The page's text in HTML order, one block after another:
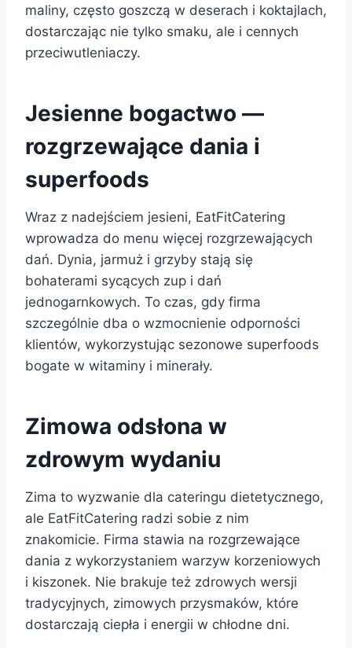
maliny, często goszczą w deserach i koktajlach,
dostarczając nie tylko smaku, ale i cennych
przeciwutleniaczy.
Jesienne bogactwo —
rozgrzewające dania i
superfoods
Wraz z nadejściem jesieni, EatFitCatering
wprowadza do menu więcej rozgrzewających
dań. Dynia, jarmuż i grzyby stają się
bohaterami sycących zup i dań
jednogarnkowych. To czas, gdy firma
szczególnie dba o wzmocnienie odporności
klientów, wykorzystując sezonowe superfoods
bogate w witaminy i minerały.
Zimowa odsłona w
zdrowym wydaniu
Zima to wyzwanie dla cateringu dietetycznego,
ale EatFitCatering radzi sobie z nim
znakomicie. Firma stawia na rozgrzewające
dania z wykorzystaniem warzyw korzeniowych
i kiszonek. Nie brakuje też zdrowych wersji
tradycyjnych, zimowych przysmaków, które
dostarczają ciepła i energii w chłodne dni.